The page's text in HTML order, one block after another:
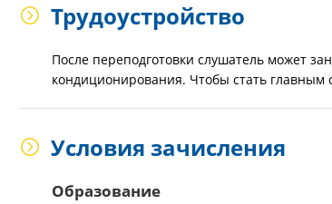
Трудоустройство
После переподготовки слушатель может
кондиционирования. Чтобы стать
Условия зачисления
Образование